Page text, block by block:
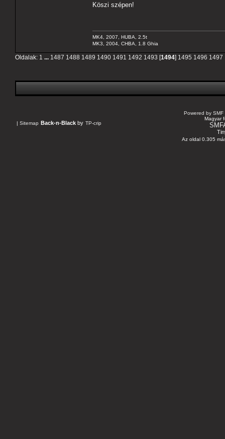
Köszi szépen!
MK4, 2007, HUBA, 2.5t
MK3, 2004, CHBA, 1.8 Ghia
Oldalak: 1 ... 1487 1488 1489 1490 1491 1492 1493 [1494] 1495 1496 1497
| Sitemap Back-n-Black by TP-crip
Powered by SMF
Magyar
Az oldal 0.305